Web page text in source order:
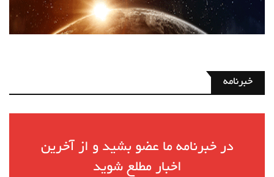
خبرنامه
در خبرنامه ما عضو بشید و از آخرین
اخبار مطلع شوید